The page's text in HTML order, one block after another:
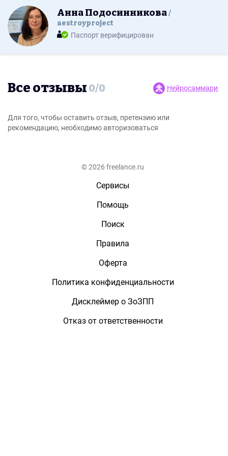
Анна Подосинникова
aestroyproject
Паспорт верифицирован
Все отзывы 0/0 Нейросаммари
Для того, чтобы оставить отзыв, претензию или
рекомендацию, необходимо авторизоваться
© 2026 freelance.ru
Сервисы
Помощь
Поиск
Правила
Оферта
Политика конфиденциальности
Дисклеймер о ЗоЗПП
Отказ от ответственности